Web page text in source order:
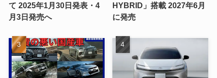
て 2025年1月30日発表・4
月3日発売へ
HYBRID」搭載 2027年6月
に発売